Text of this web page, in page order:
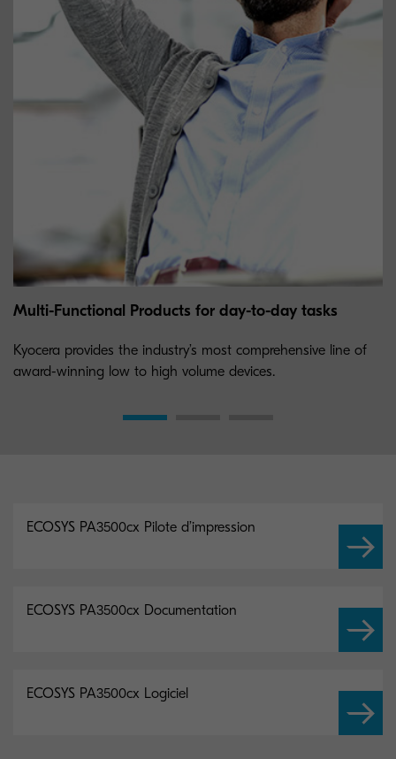
Multi-Functional Products for day-to-day tasks
Kyocera provides the industry’s most comprehensive line of
award-winning low to high volume devices.
ECOSYS PA3500cx Pilote d’impression
ECOSYS PA3500cx Documentation
ECOSYS PA3500cx Logiciel